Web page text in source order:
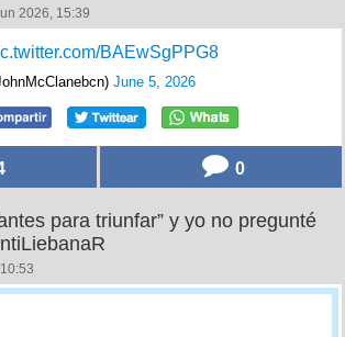
2026, 15:39
BAEwSgPPG8
June 5, 2026
0
para triunfar” y yo no pregunté